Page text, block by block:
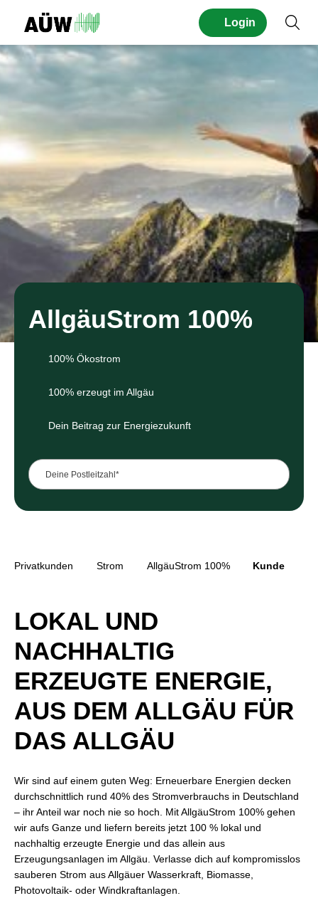
Login
AllgäuStrom 100%
100% Ökostrom
100% erzeugt im Allgäu
Dein Beitrag zur Energiezukunft
Deine Postleitzahl*
Deine Postleitzahl*
Privatkunden Strom AllgäuStrom 100% Kunde
LOKAL UND
NACHHALTIG
ERZEUGTE ENERGIE,
AUS DEM ALLGÄU FÜR
DAS ALLGÄU
Wir sind auf einem guten Weg: Erneuerbare Energien decken
durchschnittlich rund 40% des Stromverbrauchs in Deutschland
– ihr Anteil war noch nie so hoch. Mit AllgäuStrom 100% gehen
wir aufs Ganze und liefern bereits jetzt 100 % lokal und
nachhaltig erzeugte Energie und das allein aus
Erzeugungsanlagen im Allgäu. Verlasse dich auf kompromisslos
sauberen Strom aus Allgäuer Wasserkraft, Biomasse,
Photovoltaik- oder Windkraftanlagen.